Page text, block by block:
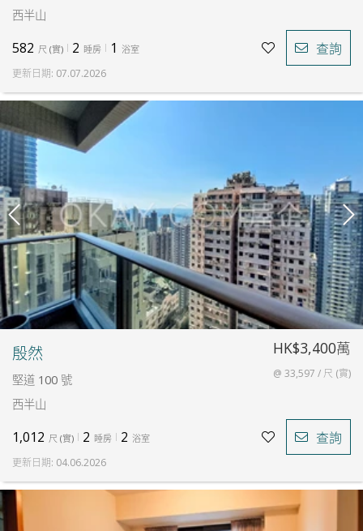
西半山
582 尺 (實) 2 睡房 1 浴室 查詢
更新日期: 07.07.2026
殷然
堅道 100 號
西半山
HK$3,400萬
@ 33,597 / 尺 (實)
1,012 尺 (實) 2 睡房 2 浴室 查詢
更新日期: 04.06.2026